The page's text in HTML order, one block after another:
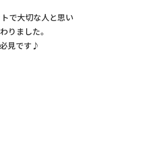
で大切な人と思い
りました。
見です♪